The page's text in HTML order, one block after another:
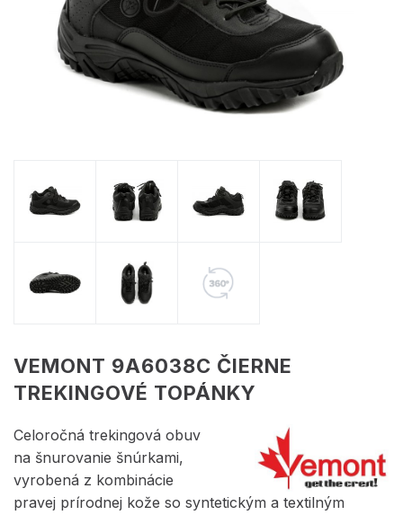
VEMONT 9A6038C ČIERNE
TREKINGOVÉ TOPÁNKY
Celoročná trekingová obuv
na šnurovanie šnúrkami,
vyrobená z kombinácie
pravej prírodnej kože so syntetickým a textilným